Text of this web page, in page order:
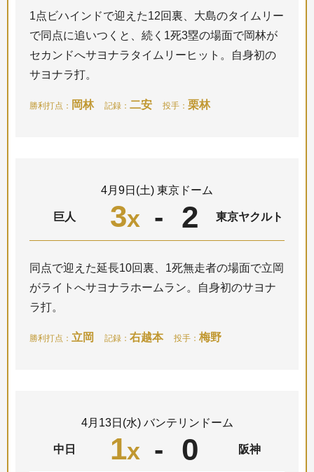
1点ビハインドで迎えた12回裏、大島のタイムリー
で同点に追いつくと、続く1死3塁の場面で岡林が
セカンドへサヨナラタイムリーヒット。自身初の
サヨナラ打。
勝利打点： 岡林 記録： 二安 投手： 栗林
4月9日(土) 東京ドーム
巨人 3x - 2 東京ヤクルト
同点で迎えた延長10回裏、1死無走者の場面で立岡
がライトへサヨナラホームラン。自身初のサヨナ
ラ打。
勝利打点： 立岡 記録： 右越本 投手： 梅野
4月13日(水) バンテリンドーム
中日 1x - 0 阪神